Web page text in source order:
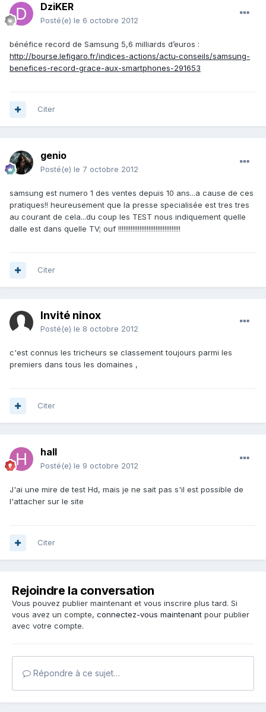
DziKER
Posté(e) le 6 octobre 2012
bénéfice record de Samsung 5,6 milliards d’euros :
http://bourse.lefigaro.fr/indices-actions/actu-conseils/samsung-
benefices-record-grace-aux-smartphones-291653
Citer
genio
Posté(e) le 7 octobre 2012
samsung est numero 1 des ventes depuis 10 ans...a cause de ces
pratiques!! heureusement que la presse specialisée est tres tres
au courant de cela...du coup les TEST nous indiquement quelle
dalle est dans quelle TV; ouf !!!!!!!!!!!!!!!!!!!!!!!!!!!!!!!!!!!
Citer
Invité ninox
Posté(e) le 8 octobre 2012
c'est connus les tricheurs se classement toujours parmi les
premiers dans tous les domaines ,
Citer
hall
Posté(e) le 9 octobre 2012
J'ai une mire de test Hd, mais je ne sait pas s'il est possible de
l'attacher sur le site
Citer
Rejoindre la conversation
Vous pouvez publier maintenant et vous inscrire plus tard. Si
vous avez un compte, connectez-vous maintenant pour publier
avec votre compte.
Répondre à ce sujet…